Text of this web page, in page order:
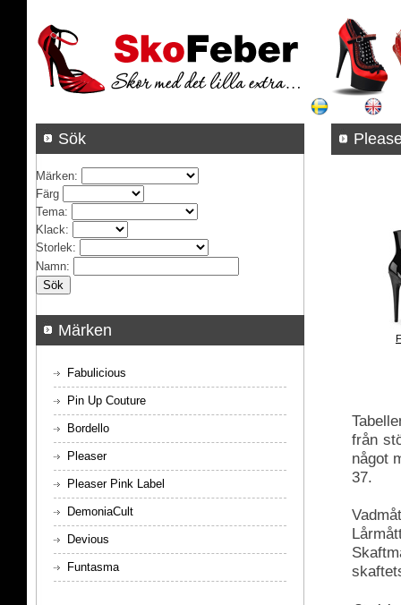
från
något
37.
Sök
Märken:
Färg
Tema:
Klack:
Storlek:
Namn:
Märken
Fabulicious
Pin Up Couture
Bordello
Pleaser
Pleaser Pink Label
DemoniaCult
Devious
Funtasma